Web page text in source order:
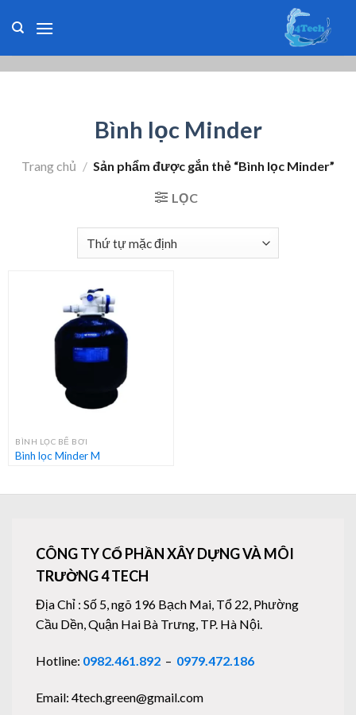
Bình lọc Minder
Trang chủ / Sản phẩm được gắn thẻ “Bình lọc Minder”
LỌC
BÌNH LỌC BỂ BƠI
Bình lọc Minder M
CÔNG TY CỔ PHẦN XÂY DỰNG VÀ MÔI
TRƯỜNG 4 TECH
Địa Chỉ : Số 5, ngõ 196 Bạch Mai, Tổ 22, Phường
Cầu Dền, Quận Hai Bà Trưng, TP. Hà Nội.
Hotline: 0982.461.892 – 0979.472.186
Email: 4tech.green@gmail.com